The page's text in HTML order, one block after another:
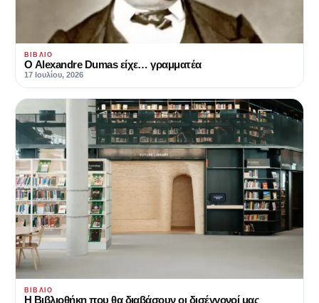
ΒΙΒΛΊΟ
Ο Alexandre Dumas είχε… γραμματέα
17 Ιουλίου, 2026
ΒΙΒΛΊΟ
Η Βιβλιοθήκη που θα διαβάσουν οι δισέγγονοί μας